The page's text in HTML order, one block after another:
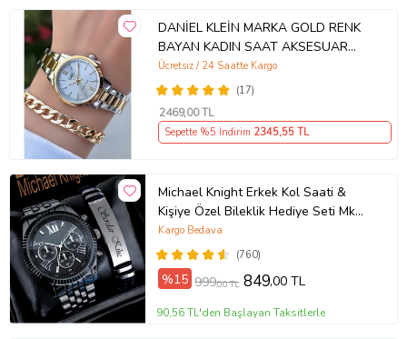
DANİEL KLEİN MARKA GOLD RENK
BAYAN KADIN SAAT AKSESUAR
BİLEKLİK HEDİYELİ
(17)
Ücretsiz / 24 Saatte Kargo
2469,00 TL
Sepette %5 İndirim 2345,55 TL
Michael Knight Erkek Kol Saati &
Kişiye Özel Bileklik Hediye Seti Mk
SiyahİçiGümüş
(760)
Kargo Bedava
%15 999,00 TL 849,00 TL
90,56 TL'den Başlayan Taksitlerle